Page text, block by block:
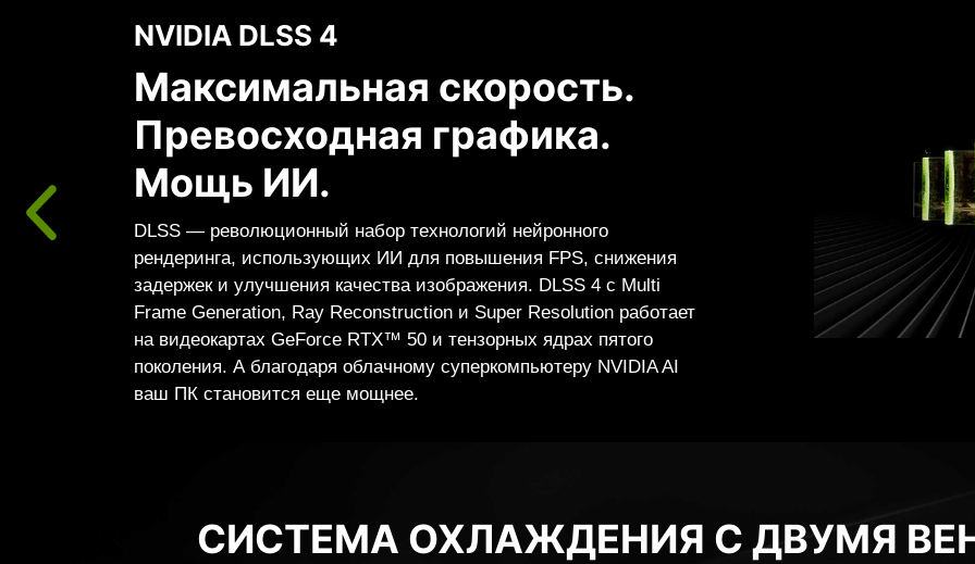
Полная трассировка лучей
с нейронным рендерингом
Меняющий правила игры
реализм
реализм полной трассировки лучей. Видеокарты GeForce RTX 50
Series с RT-ядрами четвертого поколения и прорывными
технологиями нейронного рендеринга, ускоренными тензорными
ядрами пятого поколения, обеспечивают кинематографическое
качество графики с невероятной скоростью.
СИСТЕМА ОХЛАЖДЕНИЯ С ДВУМЯ